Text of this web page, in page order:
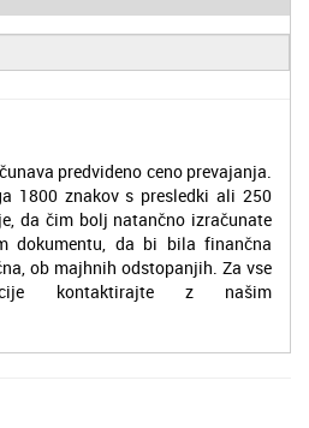
predvideno ceno prevajanja.
1800 znakov s presledki ali 250
da čim bolj natančno izračunate
dokumentu, da bi bila finančna
ob majhnih odstopanjih. Za vse
kontaktirajte z našim